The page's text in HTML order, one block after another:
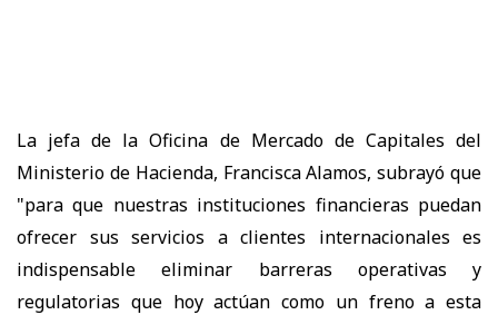
La jefa de la Oficina de Mercado de Capitales del
Ministerio de Hacienda, Francisca Alamos, subrayó que
"para que nuestras instituciones financieras puedan
ofrecer sus servicios a clientes internacionales es
indispensable eliminar barreras operativas y
regulatorias que hoy actúan como un freno a esta